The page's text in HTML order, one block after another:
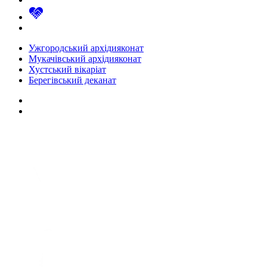
Ужгородський архідияконат
Мукачівський архідияконат
Хустський вікаріат
Берегівський деканат